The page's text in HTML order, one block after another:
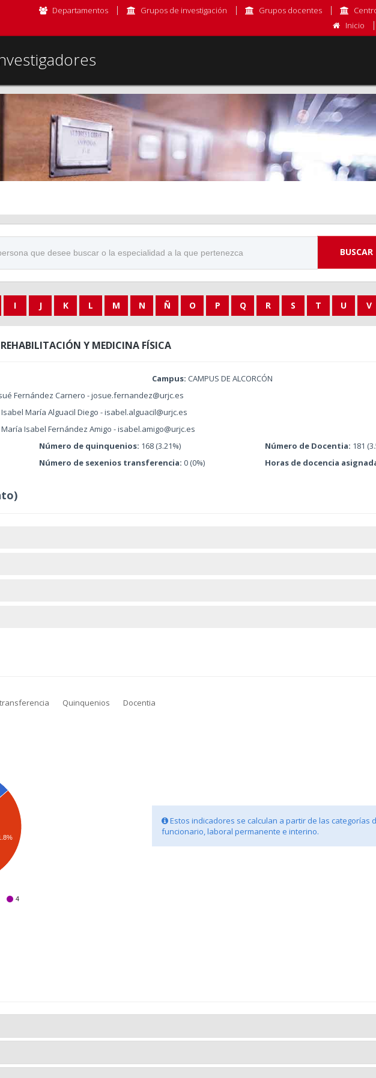
Departamentos Grupos de investigación Grupos docentes
Inicio
BUSCAR
I J K L M N Ñ O P Q R S T U V
Y MEDICINA FÍSICA
Campus: CAMPUS DE ALCORCÓN
Fernández Carnero - josue.fernandez@urjc.es
María Alguacil Diego - isabel.alguacil@urjc.es
Isabel Fernández Amigo - isabel.amigo@urjc.es
Número de quinquenios: 168 (3.21%) Número de Docentia: 181
Número de sexenios transferencia: 0 (0%) Horas de docencia
Quinquenios Docentia
4
Estos indicadores se calculan a partir de las categorías
funcionario, laboral permanente e interino.